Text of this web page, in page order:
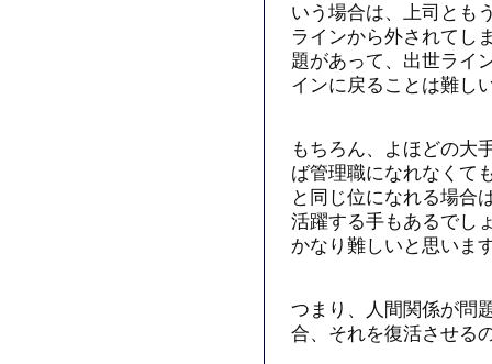
いう場合は、上司とも
ラインから外されてし
題があって、出世ライ
インに戻ることは難し
もちろん、よほどの大
ば管理職になれなくて
と同じ位になれる場合
活躍する手もあるでし
かなり難しいと思いま
つまり、人間関係が問
合、それを復活させる